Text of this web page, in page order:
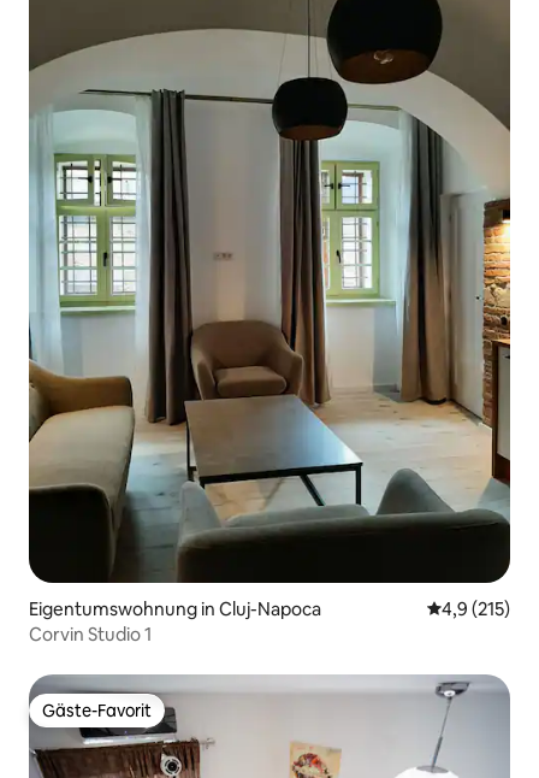
Eigentumswohnung in Cluj-Napoca
4,9 (215)
Corvin Studio 1
Gäste-Favorit
Gäste-Favorit